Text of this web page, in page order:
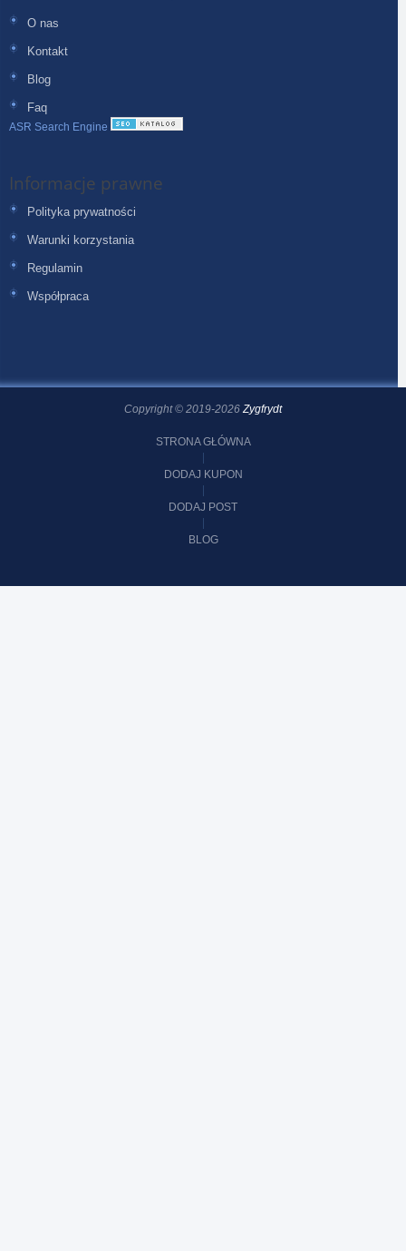
O nas
Kontakt
Blog
Faq
ASR Search Engine
Informacje prawne
Polityka prywatności
Warunki korzystania
Regulamin
Współpraca
Copyright © 2019-2026 Zygfrydt
STRONA GŁÓWNA
DODAJ KUPON
DODAJ POST
BLOG